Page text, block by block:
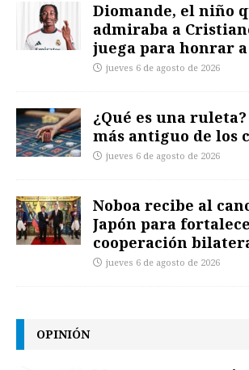
Diomande, el niño
admiraba a
juega para honrar
jueves 6 de agosto de 2026
¿Qué es una
más antiguo de los
jueves 6 de agosto de 2026
Noboa recibe al
Japón para
cooperación
jueves 6 de agosto de 2026
OPINIÓN